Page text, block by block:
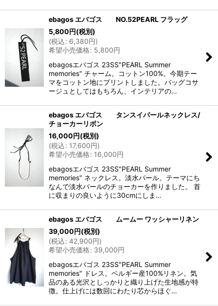
ebagos エバゴス NO.52PEARL フラッグ
5,800円(税別)
(税込: 6,380円)
希望小売価格: 5,800円
ebagosエバゴス 23SS"PEARL Summer
memories" チャーム。コットン100%。今期テー
マをコットン地にプリントしました。バッグコサ
ージュとしてはもちろん、インテリアの…
ebagos エバゴス タンスイパールネックレス/
チョーカーリボン
16,000円(税別)
(税込: 17,600円)
希望小売価格: 16,000円
ebagosエバゴス 23SS"PEARL Summer
memories" ネックレス。淡水パール。テーマにち
なんで淡水パールのチョーカーを作りました。 首
に収まりの良いように30cmにしま…
ebagos エバゴス ムームー ワッシャーリネン
39,000円(税別)
(税込: 42,900円)
希望小売価格: 39,000円
ebagosエバゴス 23SS"PEARL Summer
memories" ドレス。ベルギー産100%リネン。気
品のある光沢としっかりと織り上げた生地感が特
徴。仕上げには数回にわたり芯からほぐ…